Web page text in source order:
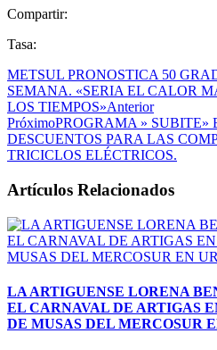
Compartir:
Tasa:
METSUL PRONOSTICA 50
SEMANA. «SERIA EL CALOR
LOS TIEMPOS»Anterior
PróximoPROGRAMA » SUBITE»
DESCUENTOS PARA LAS
TRICICLOS ELÉCTRICOS.
Artículos Relacionados
LA ARTIGUENSE LORENA
EL CARNAVAL DE ARTIGAS
DE MUSAS DEL MERCOSUR